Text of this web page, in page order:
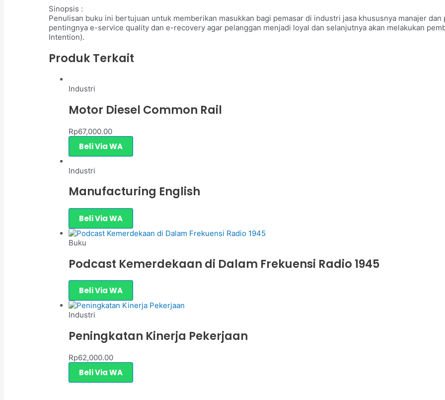
Sinopsis :
Penulisan buku ini bertujuan untuk memberikan masukkan bagi pemasar di industri jasa khususnya manajer
pentingnya e-service quality dan e-recovery agar pelanggan menjadi loyal dan selanjutnya akan melakukan
Intention).
Produk Terkait
Industri
Motor Diesel Common Rail
Rp67,000.00
Beli Via WA
Industri
Manufacturing English
Beli Via WA
Buku
Podcast Kemerdekaan di Dalam Frekuensi Radio 1945
Beli Via WA
Industri
Peningkatan Kinerja Pekerjaan
Rp62,000.00
Beli Via WA